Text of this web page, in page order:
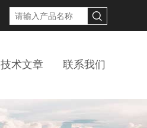
技术文章 联系我们